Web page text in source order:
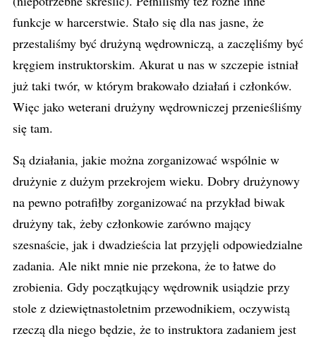
funkcje w harcerstwie. Stało się dla nas jasne, że
przestaliśmy być drużyną wędrowniczą, a zaczęliśmy być
kręgiem instruktorskim. Akurat u nas w szczepie istniał
już taki twór, w którym brakowało działań i członków.
Więc jako weterani drużyny wędrowniczej przenieśliśmy
się tam.
Są działania, jakie można zorganizować wspólnie w
drużynie z dużym przekrojem wieku. Dobry drużynowy
na pewno potrafiłby zorganizować na przykład biwak
drużyny tak, żeby członkowie zarówno mający
szesnaście, jak i dwadzieścia lat przyjęli odpowiedzialne
zadania. Ale nikt mnie nie przekona, że to łatwe do
zrobienia. Gdy początkujący wędrownik usiądzie przy
stole z dziewiętnastoletnim przewodnikiem, oczywistą
rzeczą dla niego będzie, że to instruktora zadaniem jest